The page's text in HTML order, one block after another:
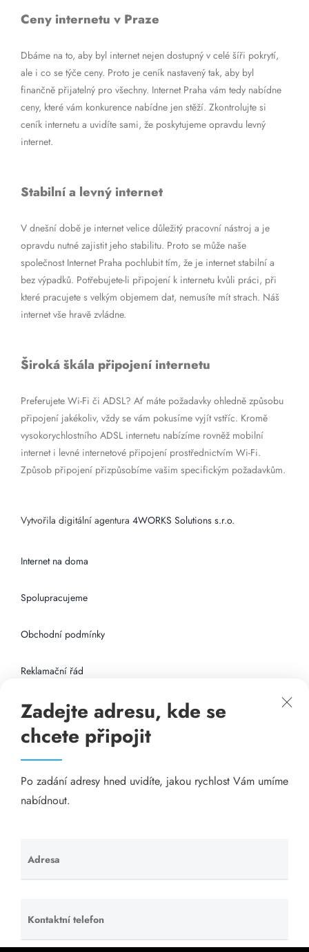
Ceny internetu v Praze
Dbáme na to, aby byl internet nejen dostupný v celé šíři pokrytí,
ale i co se týče ceny. Proto je ceník nastavený tak, aby byl
finančně přijatelný pro všechny. Internet Praha vám tedy nabídne
ceny, které vám konkurence nabídne jen stěží. Zkontrolujte si
ceník internetu a uvidíte sami, že poskytujeme opravdu levný
internet.
Stabilní a levný internet
V dnešní době je internet velice důležitý pracovní nástroj a je
opravdu nutné zajistit jeho stabilitu. Proto se může naše
společnost Internet Praha pochlubit tím, že je internet stabilní a
bez výpadků. Potřebujete-li připojení k internetu kvůli práci, při
které pracujete s velkým objemem dat, nemusíte mít strach. Náš
internet vše hravě zvládne.
Široká škála připojení internetu
Preferujete Wi-Fi či ADSL? Ať máte požadavky ohledně způsobu
připojení jakékoliv, vždy se vám pokusíme vyjít vstříc. Kromě
vysokorychlostního ADSL internetu nabízíme rovněž mobilní
internet i levné internetové připojení prostřednictvím Wi-Fi.
Způsob připojení přizpůsobíme vašim specifickým požadavkům.
Vytvořila digitální agentura 4WORKS Solutions s.r.o.
Internet na doma
Spolupracujeme
Obchodní podmínky
Reklamační řád
Připojení k internetu
Odkazy
Katalog A-seznam.cz
Visací zámky - TOKOZ
Zadejte adresu, kde se
chcete připojit
Po zadání adresy hned uvidíte, jakou rychlost Vám umíme
nabídnout.
Adresa
Ponechte
toto pole
Kontaktní telefon
Ponechte
toto pole